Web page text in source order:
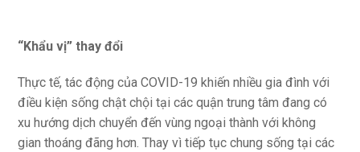
“Khẩu vị” thay đổi
Thực tế, tác động của COVID-19 khiến nhiều gia đình với
điều kiện sống chật chội tại các quận trung tâm đang có
xu hướng dịch chuyển đến vùng ngoại thành với không
gian thoáng đãng hơn. Thay vì tiếp tục chung sống tại các